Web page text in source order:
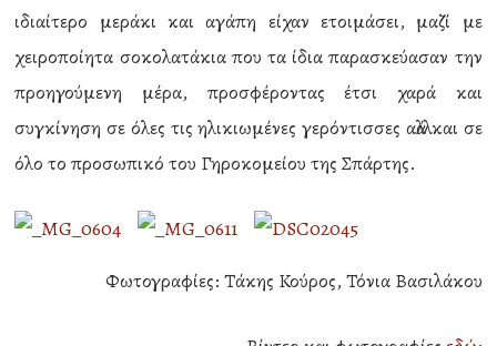
ιδιαίτερο μεράκι και αγάπη είχαν ετοιμάσει, μαζί με
χειροποίητα σοκολατάκια που τα ίδια παρασκεύασαν την
προηγούμενη μέρα, προσφέροντας έτσι χαρά και
συγκίνηση σε όλες τις ηλικιωμένες γερόντισσες αλλά και σε
όλο το προσωπικό του Γηροκομείου της Σπάρτης.
Φωτογραφίες: Τάκης Κούρος, Τόνια Βασιλάκου